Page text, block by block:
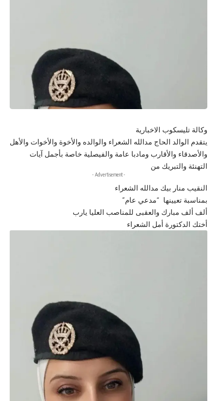
وكالة تليسكوب الاخبارية
يتقدم الوالد الحاج مدالله الشعراء والوالده والأخوة والأخوات والأهل
والأصدقاء والأقارب ومادبا عامة والفيصلية خاصة بأجمل آيات
التهنئة والتبريك من
- Advertisement -
النقيب منار بيك مدالله الشعراء
بمناسبة تعيينها “مدعي عام”
ألف ألف مبارك والعقبى للمناصب العليا يارب
أختك الدكتورة أمل الشعراء